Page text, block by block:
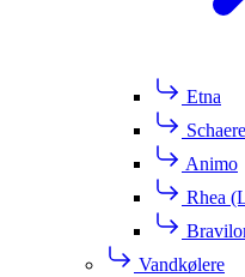
Etna
Animo
Rhea
Vandkølere